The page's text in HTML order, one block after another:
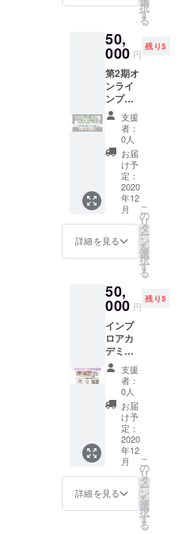
利者に
ぐこと
としま
す。
んか？
か？
に自分
の成長
やチャ
レンジ
のサ
ポート
をお願
いして
みてく
ださ
い！ 下
記条件
の範囲
内であ
れば、
ロに限
定する
せん。
ーーー
ー 時
間：1時
間 場
所：オ
ンライ
ン 対象
講師：
アカデ
ミーメ
ンバー6
名のう
ち1人を
指名 同
可能人
数：1人
という
大きな
達成感
に包ま
れてい
る。
ショー
を終え
た勇者
達のそ
んな様
子は、
普通で
あれば
目にす
ること
は叶い
回、そ
の姿を
お見せ
しよう
と思い
ます！
勇気あ
る若者
達の
ショー
では見
れない
素顔
や、
ショー
成長し
た姿を
ます。
ンライ
ンプロ
部にお
いて稽
古を繰
り返し
ていた
なか
で、当
然なが
ら毎回
上手く
いくわ
けでは
ありま
せんで
した。
のこと
ができ
ない、
いつも
みたい
に楽し
くでき
ないな
ど、
各々が
壁にぶ
つか
り、負
の連鎖
が起こ
り、と
ても
択
す
る
50,
000 円
残り5
第2期オ
ンライ
ンプロ
部の全
稽古の
動画を
お届け
しま
す。 第
1期オン
ライン
プロ部
におい
て、最
初はほ
とんど
初対面
で年齢
もバラ
バラ、
当然な
がら仲
がいい
といえ
るよう
な状態
ではあ
りませ
んでし
た。 し
かし忍
翔のも
とで活
支援
者：
0人
お届
け予
定：
2020
年12
月
詳細を見る
こ
の
リ
タ
ー
ン
を
選
択
す
る
50,
000 円
残り5
インプ
ロアカ
デミー
の講師
による
WSを、
あなた
のご希
望に
沿って
行わせ
ていた
だきま
す。 今
までの
文章を
支援
者：
0人
お届
け予
定：
2020
年12
月
詳細を見る
こ
の
リ
タ
ー
ン
を
選
択
す
る